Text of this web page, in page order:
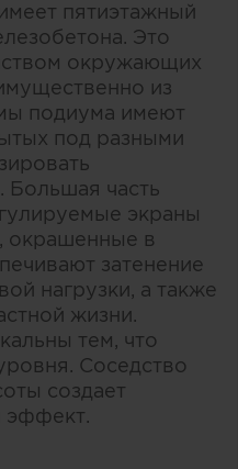
пятиэтажный
Это
окружающих
из
подиума имеют
под разными
Большая часть
экраны
окрашенные в
затенение
нагрузки, а также
жизни.
тем, что
Соседство
создает
эффект.